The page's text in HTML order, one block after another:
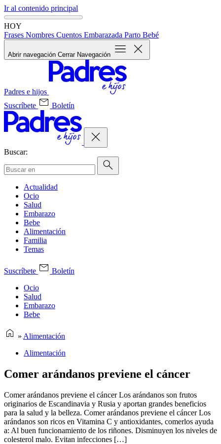
Ir al contenido principal
HOY
Frases Nombres Cuentos Embarazada Parto Bebé
Abrir navegación Cerrar Navegación
Padres e hijos
Suscríbete
Boletín
Buscar:
Actualidad
Ocio
Salud
Embarazo
Bebe
Alimentación
Familia
Temas
Suscríbete
Boletín
Ocio
Salud
Embarazo
Bebe
» Alimentación
Alimentación
Comer arándanos previene el cáncer
Comer arándanos previene el cáncer Los arándanos son frutos
originarios de Escandinavia y Rusia y aportan grandes beneficios
para la salud y la belleza. Comer arándanos previene el cáncer Los
arándanos son ricos en Vitamina C y antioxidantes, comerlos ayuda
a: Al buen funcionamiento de los riñones. Disminuyen los niveles de
colesterol malo. Evitan infecciones […]